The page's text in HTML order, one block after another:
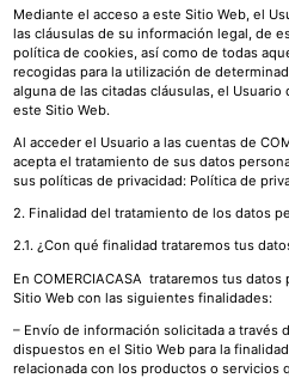
Mediante el acceso a este Sitio Web, el
las cláusulas de su información legal, de
política de cookies, así como de todas
recogidas para la utilización de
alguna de las citadas cláusulas, el
este Sitio Web.
Al acceder el Usuario a las cuentas de
acepta el tratamiento de sus datos
sus políticas de privacidad: Política de
2. Finalidad del tratamiento de los datos
2.1. ¿Con qué finalidad trataremos tus
En COMERCIACASA trataremos tus
Sitio Web con las siguientes finalidades:
– Envío de información solicitada a través
dispuestos en el Sitio Web para la
relacionada con los productos o servicios